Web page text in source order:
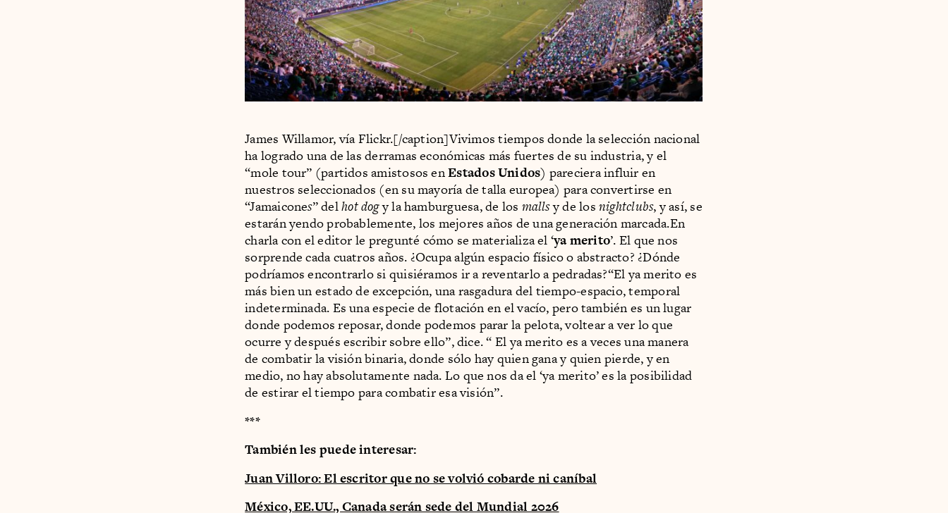
James Willamor, vía Flickr.[/caption]Vivimos tiempos donde la selección nacional
ha logrado una de las derramas económicas más fuertes de su industria, y el
“mole tour” (partidos amistosos enEstados Unidos) pareciera influir en
nuestros seleccionados (en su mayoría de talla europea) para convertirse en
“Jamaicones” delhot dogy la hamburguesa, de los mallsy de los nightclubs, y así, se
estarán yendo probablemente, los mejores años de una generación marcada.En
charla con el editor le pregunté cómo se materializa el ‘ya merito’. El que nos
sorprende cada cuatros años. ¿Ocupa algún espacio físico o abstracto? ¿Dónde
podríamos encontrarlo si quisiéramos ir a reventarlo a pedradas?“El ya merito es
más bien un estado de excepción, una rasgadura del tiempo-espacio, temporal
indeterminada. Es una especie de flotación en el vacío, pero también es un lugar
donde podemos reposar, donde podemos parar la pelota, voltear a ver lo que
ocurre y después escribir sobre ello”, dice. “ El ya merito es a veces una manera
de combatir la visión binaria, donde sólo hay quien gana y quien pierde, y en
medio, no hay absolutamente nada. Lo que nos da el ‘ya merito’ es la posibilidad
de estirar el tiempo para combatir esa visión”.
***
También les puede interesar:
Juan Villoro: El escritor que no se volvió cobarde ni caníbal
México, EE.UU., Canada serán sede del Mundial 2026